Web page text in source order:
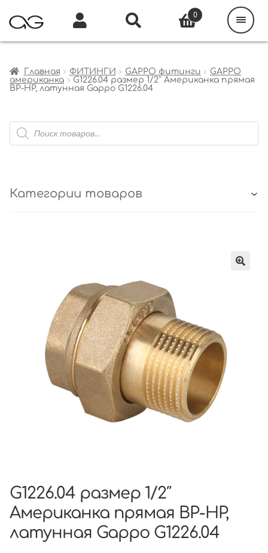
Главная ФИТИНГИ GAPPO фитинги
GAPPO
американка
G1226.04 размер 1/2″ Американка прямая
ВР-НР, латунная Gappo G1226.04
Поиск
товаров
Категории товаров
G1226.04 размер 1/2″
Американка прямая ВР-НР,
латунная Gappo G1226.04
0